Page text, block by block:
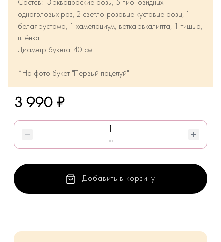
Состав: 3 эквадорские розы, 5 пионовидных
одноголовых роз, 2 светло-розовые кустовые розы, 1
белая эустома, 1 хамелациум, ветка эвкалипта, 1 тишью,
плёнка.
Диаметр букета: 40 см.
*На фото букет "Первый поцелуй"
3 990 ₽
шт
Добавить в корзину